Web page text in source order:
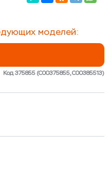
моделей:
Код 375855 (C00375855, C00385513)